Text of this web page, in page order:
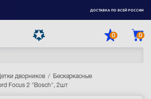
ДОСТАВКА ПО ВСЕЙ РОССИИ
0 0
дворников
Бескаркасные
Focus 2 "Bosch", 2шт